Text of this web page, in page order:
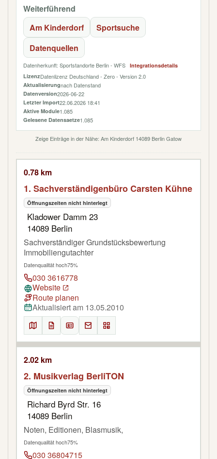
Weiterführend
Am Kinderdorf
Sportsuche
Datenquellen
Datenherkunft: Sportstandorte Berlin - WFS Integrationsdetails
LizenzDatenlizenz Deutschland - Zero - Version 2.0
Aktualisierungnach Datenstand
Datenversion2026-06-22
Letzter Import22.06.2026 18:41
Aktive Module1.085
Gelesene Datensaetze1.085
Zeige Einträge in der Nähe: Am Kinderdorf 14089 Berlin Gatow
0.78 km
1. Sachverständigenbüro Carsten Kühne
Öffnungszeiten nicht hinterlegt
Kladower Damm 23
14089 Berlin
Sachverständiger Grundstücksbewertung
Immobiliengutachter
Datenqualität hoch75%
030 3616778
Website
Route planen
Aktualisiert am 13.05.2010
2.02 km
2. Musikverlag BerliTON
Öffnungszeiten nicht hinterlegt
Richard Byrd Str. 16
14089 Berlin
Noten, Editionen, Blasmusik,
Datenqualität hoch75%
030 36804715